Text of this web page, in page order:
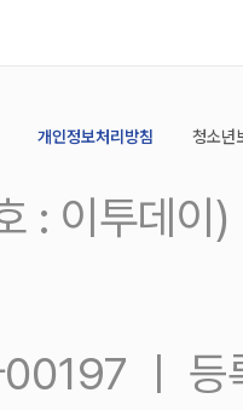
개인정보처리방침 청소년
: 이투데
00197 ㅣ